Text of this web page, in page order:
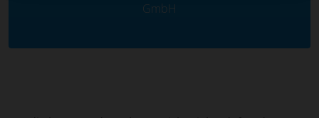
provide social media features and to analyse our traffic.
our social media, advertising and analytics partners who
GmbH